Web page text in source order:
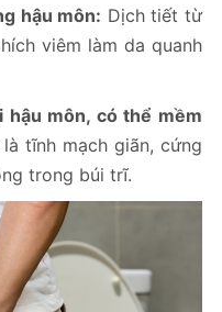
hậu môn: Dịch tiết từ
viêm làm da quanh
môn, có thể mềm
tĩnh mạch giãn, cứng
trong búi trĩ.